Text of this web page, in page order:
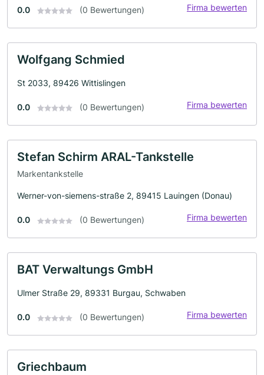
0.0 (0 Bewertungen) Firma bewerten
Wolfgang Schmied
St 2033, 89426 Wittislingen
0.0 (0 Bewertungen) Firma bewerten
Stefan Schirm ARAL-Tankstelle
Markentankstelle
Werner-von-siemens-straße 2, 89415 Lauingen (Donau)
0.0 (0 Bewertungen) Firma bewerten
BAT Verwaltungs GmbH
Ulmer Straße 29, 89331 Burgau, Schwaben
0.0 (0 Bewertungen) Firma bewerten
Griechbaum